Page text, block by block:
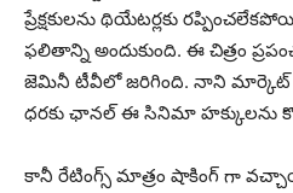
ప్రేక్షకులను థియేటర్లకు
ఫలితాన్ని అందుకుంది. ఈ చిత్రం
జెమినీ టీవీలో జరిగింది. నాని మార్కెట్
ధరకు ఛానల్ ఈ సినిమా హక్కులను
కానీ రేటింగ్స్ మాత్రం షాకింగ్ గా